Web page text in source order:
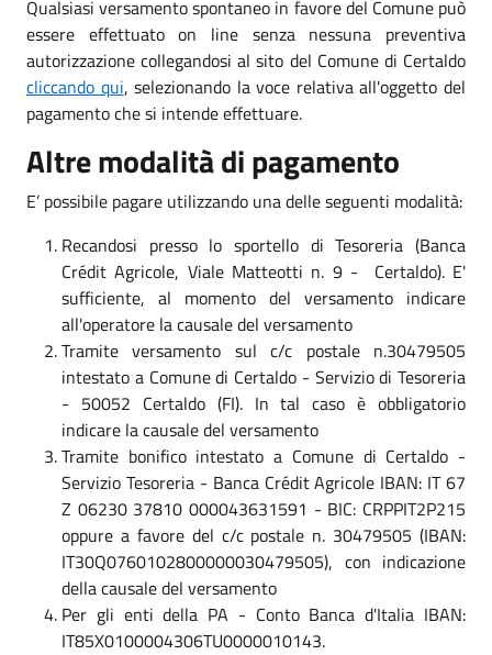
Qualsiasi versamento spontaneo in favore del Comune può
essere effettuato on line senza nessuna preventiva
autorizzazione collegandosi al sito del Comune di Certaldo
cliccando qui, selezionando la voce relativa all'oggetto del
pagamento che si intende effettuare.
Altre modalità di pagamento
E’ possibile pagare utilizzando una delle seguenti modalità:
Recandosi presso lo sportello di Tesoreria (Banca
Crédit Agricole, Viale Matteotti n. 9 - Certaldo). E'
sufficiente, al momento del versamento indicare
all'operatore la causale del versamento
Tramite versamento sul c/c postale n.30479505
intestato a Comune di Certaldo - Servizio di Tesoreria
- 50052 Certaldo (FI). In tal caso è obbligatorio
indicare la causale del versamento
Tramite bonifico intestato a Comune di Certaldo -
Servizio Tesoreria - Banca Crédit Agricole IBAN: IT 67
Z 06230 37810 000043631591 - BIC: CRPPIT2P215
oppure a favore del c/c postale n. 30479505 (IBAN:
IT30Q0760102800000030479505), con indicazione
della causale del versamento
Per gli enti della PA - Conto Banca d'Italia IBAN:
IT85X0100004306TU0000010143.